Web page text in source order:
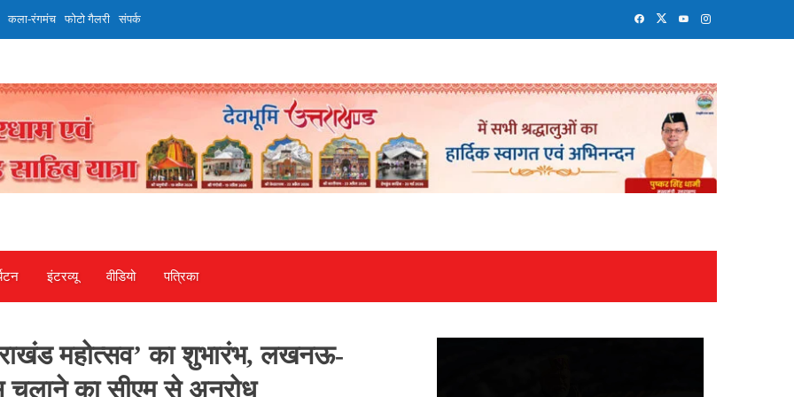
कला-रंगमंच फोटो गैलरी संपर्क
इंटरव्‍यू वीडियो पत्रिका
महोत्सव’ का शुभारंभ, लखनऊ-
चलाने का सीएम से अनुरोध